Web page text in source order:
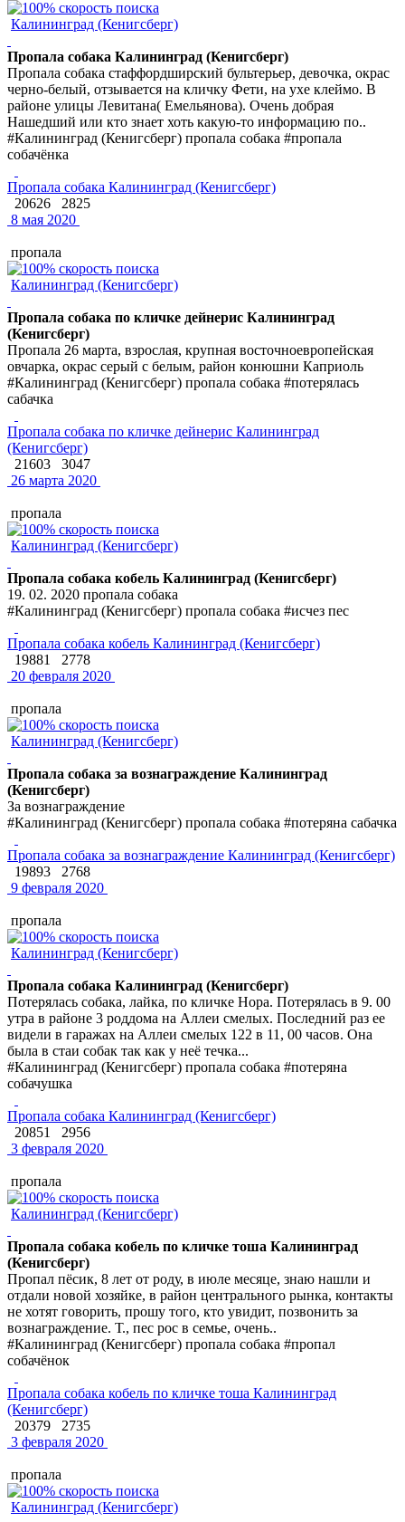
Калининград (Кенигсберг)
Пропала собака Калининград (Кенигсберг)
Пропала собака стаффордширский бультерьер, девочка, окрас
черно-белый, отзывается на кличку Фети, на ухе клеймо. В
районе улицы Левитана( Емельянова). Очень добрая
Нашедший или кто знает хоть какую-то информацию по..
#Калининград (Кенигсберг) пропала собака #пропала
собачёнка
Пропала собака Калининград (Кенигсберг)
20626
2825
8 мая 2020
пропала
Калининград (Кенигсберг)
Пропала собака по кличке дейнерис Калининград
(Кенигсберг)
Пропала 26 марта, взрослая, крупная восточноевропейская
овчарка, окрас серый с белым, район конюшни Каприоль
#Калининград (Кенигсберг) пропала собака #потерялась
сабачка
Пропала собака по кличке дейнерис Калининград
(Кенигсберг)
21603
3047
26 марта 2020
пропала
Калининград (Кенигсберг)
Пропала собака кобель Калининград (Кенигсберг)
19. 02. 2020 пропала собака
#Калининград (Кенигсберг) пропала собака #исчез пес
Пропала собака кобель Калининград (Кенигсберг)
19881
2778
20 февраля 2020
пропала
Калининград (Кенигсберг)
Пропала собака за вознаграждение Калининград
(Кенигсберг)
За вознаграждение
#Калининград (Кенигсберг) пропала собака #потеряна сабачка
Пропала собака за вознаграждение Калининград (Кенигсберг)
19893
2768
9 февраля 2020
пропала
Калининград (Кенигсберг)
Пропала собака Калининград (Кенигсберг)
Потерялась собака, лайка, по кличке Нора. Потерялась в 9. 00
утра в районе 3 роддома на Аллеи смелых. Последний раз ее
видели в гаражах на Аллеи смелых 122 в 11, 00 часов. Она
была в стаи собак так как у неё течка...
#Калининград (Кенигсберг) пропала собака #потеряна
собачушка
Пропала собака Калининград (Кенигсберг)
20851
2956
3 февраля 2020
пропала
Калининград (Кенигсберг)
Пропала собака кобель по кличке тоша Калининград
(Кенигсберг)
Пропал пёсик, 8 лет от роду, в июле месяце, знаю нашли и
отдали новой хозяйке, в район центрального рынка, контакты
не хотят говорить, прошу того, кто увидит, позвонить за
вознаграждение. Т., пес рос в семье, очень..
#Калининград (Кенигсберг) пропала собака #пропал
собачёнок
Пропала собака кобель по кличке тоша Калининград
(Кенигсберг)
20379
2735
3 февраля 2020
пропала
Калининград (Кенигсберг)